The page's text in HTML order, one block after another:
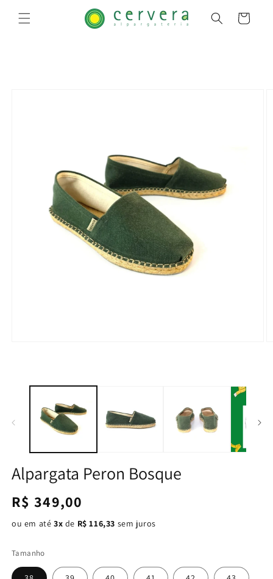
para o
conteúdo
Carrinho
Alpargata Peron Bosque
Preço
normal
R$ 349,00
ou em até 3x de R$ 116,33 sem juros
Tamanho